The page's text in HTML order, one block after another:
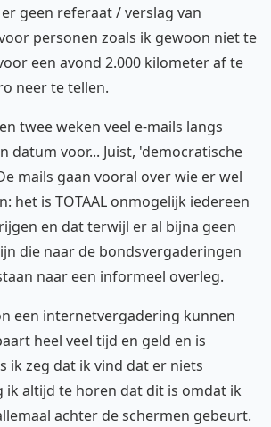
geen referaat / verslag van
personen zoals ik gewoon niet te
een avond 2.000 kilometer af te
neer te tellen.
twee weken veel e-mails langs
datum voor... Juist, 'democratische
mails gaan vooral over wie er wel
het is TOTAAL onmogelijk iedereen
en dat terwijl er al bijna geen
die naar de bondsvergaderingen
naar een informeel overleg.
een internetvergadering kunnen
heel veel tijd en geld en is
ik zeg dat ik vind dat er niets
ik altijd te horen dat dit is omdat ik
achter de schermen gebeurt.